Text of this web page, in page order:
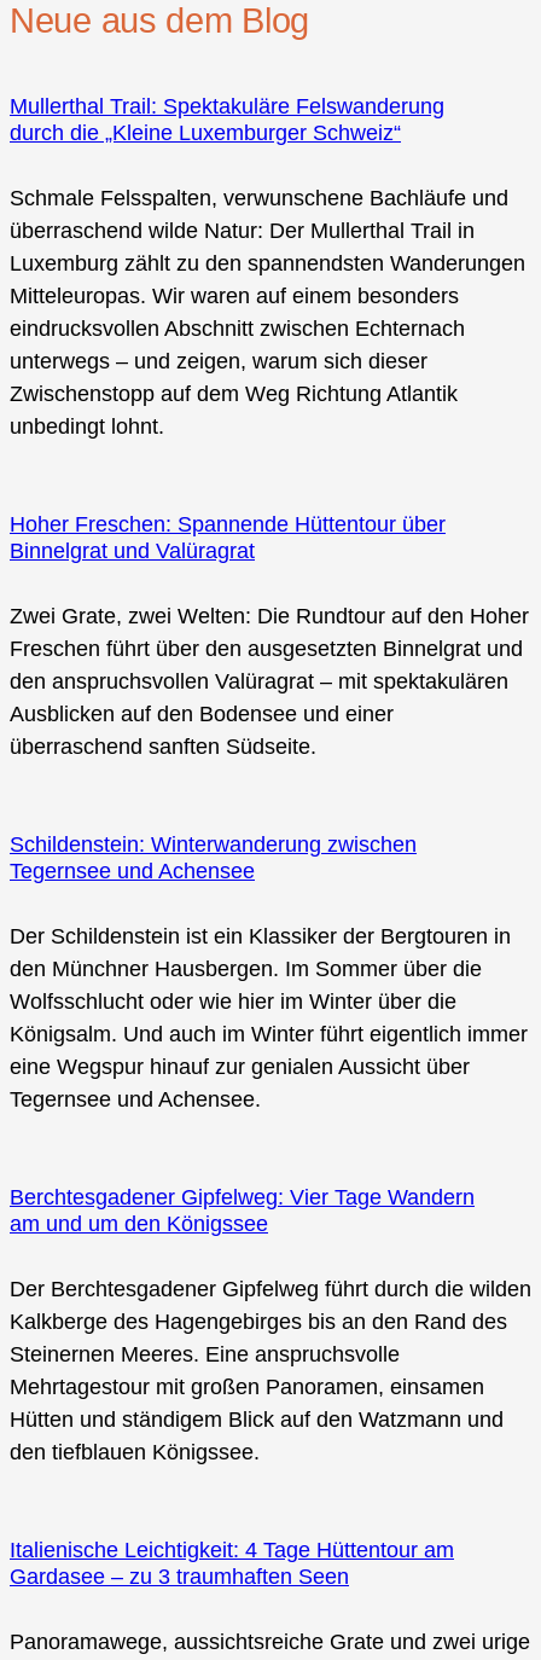
Neue aus dem Blog
Mullerthal Trail: Spektakuläre Felswanderung
durch die „Kleine Luxemburger Schweiz“
Schmale Felsspalten, verwunschene Bachläufe und
überraschend wilde Natur: Der Mullerthal Trail in
Luxemburg zählt zu den spannendsten Wanderungen
Mitteleuropas. Wir waren auf einem besonders
eindrucksvollen Abschnitt zwischen Echternach
unterwegs – und zeigen, warum sich dieser
Zwischenstopp auf dem Weg Richtung Atlantik
unbedingt lohnt.
Hoher Freschen: Spannende Hüttentour über
Binnelgrat und Valüragrat
Zwei Grate, zwei Welten: Die Rundtour auf den Hoher
Freschen führt über den ausgesetzten Binnelgrat und
den anspruchsvollen Valüragrat – mit spektakulären
Ausblicken auf den Bodensee und einer
überraschend sanften Südseite.
Schildenstein: Winterwanderung zwischen
Tegernsee und Achensee
Der Schildenstein ist ein Klassiker der Bergtouren in
den Münchner Hausbergen. Im Sommer über die
Wolfsschlucht oder wie hier im Winter über die
Königsalm. Und auch im Winter führt eigentlich immer
eine Wegspur hinauf zur genialen Aussicht über
Tegernsee und Achensee.
Berchtesgadener Gipfelweg: Vier Tage Wandern
am und um den Königssee
Der Berchtesgadener Gipfelweg führt durch die wilden
Kalkberge des Hagengebirges bis an den Rand des
Steinernen Meeres. Eine anspruchsvolle
Mehrtagestour mit großen Panoramen, einsamen
Hütten und ständigem Blick auf den Watzmann und
den tiefblauen Königssee.
Italienische Leichtigkeit: 4 Tage Hüttentour am
Gardasee – zu 3 traumhaften Seen
Panoramawege, aussichtsreiche Grate und zwei urige